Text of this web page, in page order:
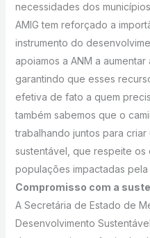
necessidades dos
AMIG tem reforçado a
instrumento do
apoiamos a ANM a
garantindo que esses
efetiva de fato a quem
também sabemos que o
trabalhando juntos para criar
sustentável, que respeite
populações impactadas pela
Compromisso com a
A Secretária de Estado de
Desenvolvimento